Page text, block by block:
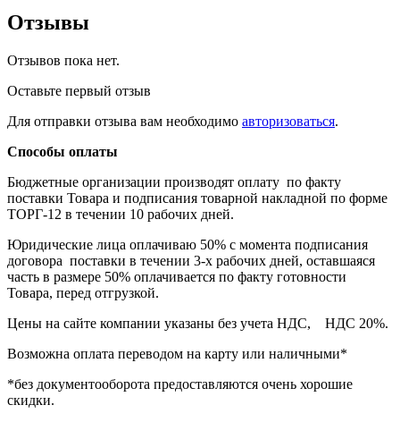
Отзывы
Отзывов пока нет.
Оставьте первый отзыв
Для отправки отзыва вам необходимо авторизоваться.
Способы оплаты
Бюджетные организации производят оплату по факту
поставки Товара и подписания товарной накладной по форме
ТОРГ-12 в течении 10 рабочих дней.
Юридические лица оплачиваю 50% с момента подписания
договора поставки в течении 3-х рабочих дней, оставшаяся
часть в размере 50% оплачивается по факту готовности
Товара, перед отгрузкой.
Цены на сайте компании указаны без учета НДС, НДС 20%.
Возможна оплата переводом на карту или наличными*
*без документооборота предоставляются очень хорошие
скидки.